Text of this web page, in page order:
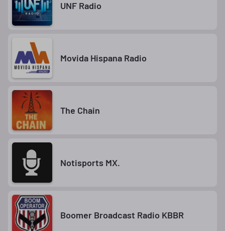
UNF Radio
Movida Hispana Radio
The Chain
Notisports MX.
Boomer Broadcast Radio KBBR